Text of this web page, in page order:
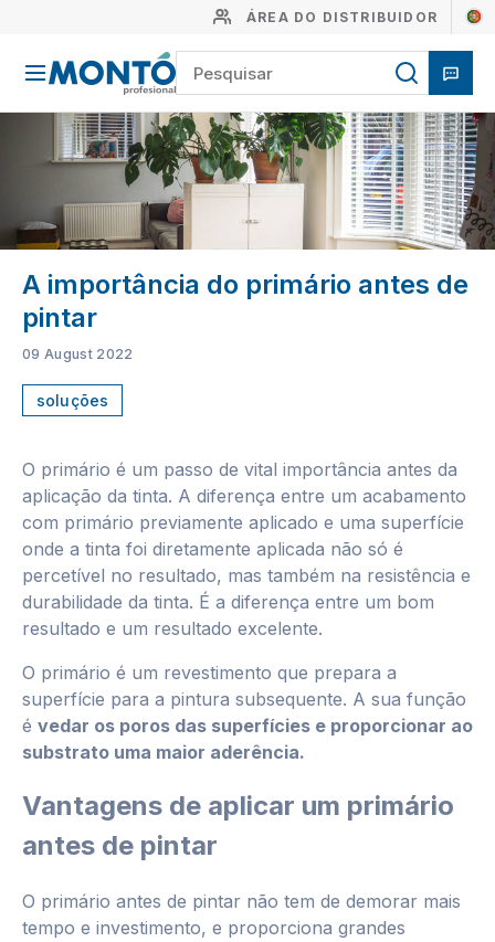
ÁREA DO DISTRIBUIDOR
A importância do primário antes de
pintar
09 August 2022
soluções
O primário é um passo de vital importância antes da
aplicação da tinta. A diferença entre um acabamento
com primário previamente aplicado e uma superfície
onde a tinta foi diretamente aplicada não só é
percetível no resultado, mas também na resistência e
durabilidade da tinta. É a diferença entre um bom
resultado e um resultado excelente.
O primário é um revestimento que prepara a
superfície para a pintura subsequente. A sua função
é vedar os poros das superfícies e proporcionar ao
substrato uma maior aderência.
Vantagens de aplicar um primário
antes de pintar
O primário antes de pintar não tem de demorar mais
tempo e investimento, e proporciona grandes